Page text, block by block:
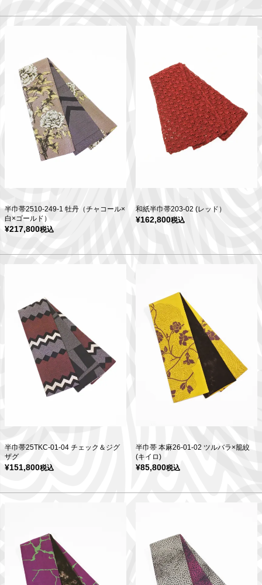
半巾帯2510-249-1 牡丹（チャコール×
白×ゴールド）
¥217,800税込
和紙半巾帯203-02 (レッド）
¥162,800税込
半巾帯25TKC-01-04 チェック＆ジグ
ザグ
¥151,800税込
半巾帯 本麻26-01-02 ツルバラ×籠絞
(キイロ)
¥85,800税込